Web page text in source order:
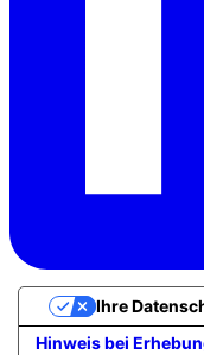
Hinweis bei
Ihre